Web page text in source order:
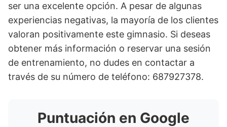
ser una excelente opción. A pesar de algunas
experiencias negativas, la mayoría de los clientes
valoran positivamente este gimnasio. Si deseas
obtener más información o reservar una sesión
de entrenamiento, no dudes en contactar a
través de su número de teléfono: 687927378.
Puntuación en Google